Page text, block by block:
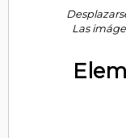
Las